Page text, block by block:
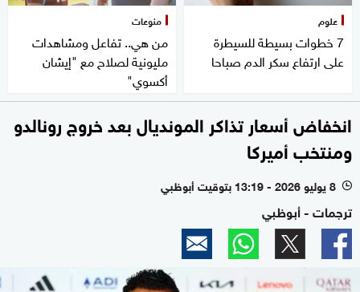
علوم
7 خطوات بسيطة للسيطرة
على ارتفاع سكر الدم صباحا
منوعات
من هي.. تفاعل ومشاهدات
مليونية لصلاح مع "إيشان
أكسوي"
انخفاض أسعار تذاكر المونديال بعد خروج رونالدو
ومنتخب أميركا
l 8 يوليو 2026 - 13:19 بتوقيت أبوظبي
ترجمات - أبوظبي